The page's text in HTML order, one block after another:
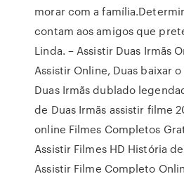
morar com a
contam aos amigos que
Linda. – Assistir Duas Irmãs
Assistir Online, Duas baixar
Duas Irmãs dublado
de Duas Irmãs assistir filme
online Filmes Completos
Assistir Filmes HD História
Assistir Filme Completo